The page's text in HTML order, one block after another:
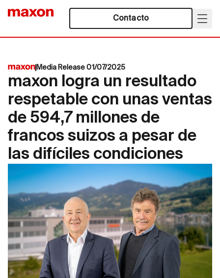
Contacto
Media Release 01/07/2025
maxon logra un resultado
respetable con unas ventas
de 594,7 millones de
francos suizos a pesar de
las difíciles condiciones